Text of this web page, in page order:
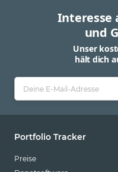
Interesse
und
Unser
hält dich
Portfolio Tracker
Preise